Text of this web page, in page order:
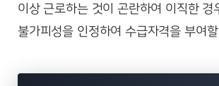
이상 근로하는 것이 곤란하여 이직한 경
불가피성을 인정하여 수급자격을 부여